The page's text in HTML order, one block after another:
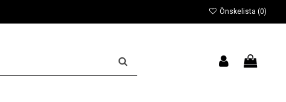
Önskelista (0)